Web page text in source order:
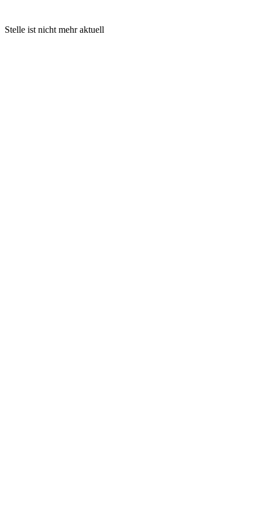
Stelle ist nicht mehr aktuell